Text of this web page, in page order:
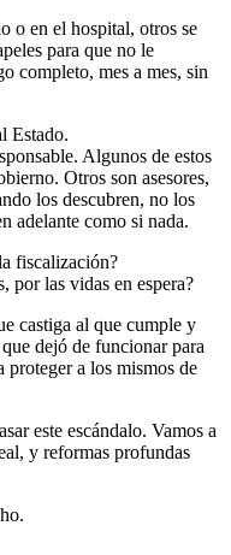
o en el hospital, otros se
para que no le
completo, mes a mes, sin
Estado.
Algunos de estos
Otros son asesores,
los descubren, no los
adelante como si nada.
fiscalización?
por las vidas en espera?
castiga al que cumple y
dejó de funcionar para
proteger a los mismos de
este escándalo. Vamos a
y reformas profundas